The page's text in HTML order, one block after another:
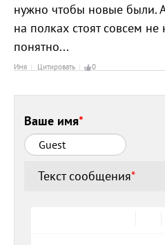
нужно чтобы новые были.
на полках стоят совсем
понятно...
Имя Цитировать 0
Ваше имя*
Текст сообщения*